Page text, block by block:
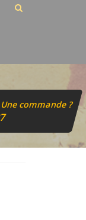
commande ?